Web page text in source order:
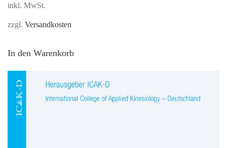
inkl. MwSt.
zzgl. Versandkosten
In den Warenkorb